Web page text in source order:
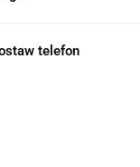
telefon